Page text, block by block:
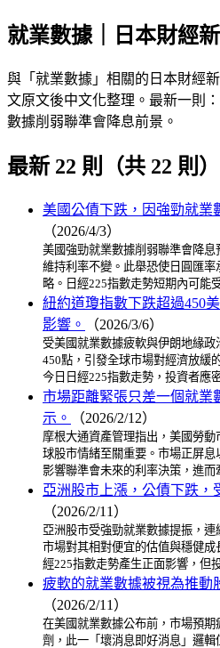
就業數據｜日本財經
與「就業數據」相關的日本財經
文原文後中文化整理。最新一則
數據削弱聯準會降息前景。
最新 22 則（共 22 則）
美國公債下跌，因強勁就業
（2026/4/3）
美國強勁就業數據削弱聯準會降
維持利率不變。此舉恐使日圓匯
略。日經225指數走勢短期內可能
紐約道瓊指數下跌超過450
影響。
（2026/3/6）
受美國就業數據疲軟與伊朗地緣
450點，引發全球市場對經濟放緩
今日日經225指數走勢，投資者應
市場距離緊張只差一個就業
示。
（2026/2/12）
摩根大通資產管理指出，美國勞
球股市情緒至關重要。市場正屏
影響聯準會未來的利率決策，進
亞洲股市上漲，公債下跌
（2026/2/11）
亞洲股市受強勁就業數據提振，
市場對其相對便宜的估值與穩健
經225指數走勢產生正面影響，但
疲軟的就業數據被視為推動
（2026/2/11）
在美國就業數據公布前，市場預
劑，此一「壞消息即好消息」邏